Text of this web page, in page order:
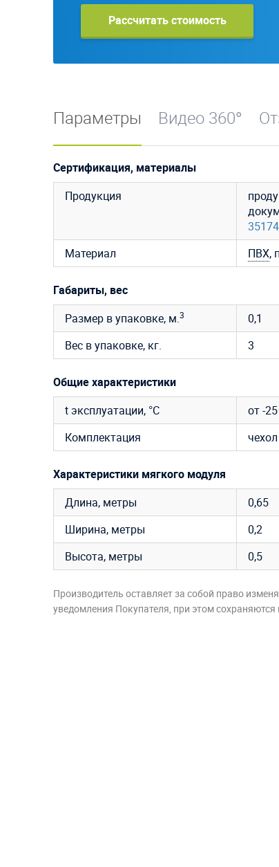
Рассчитать стоимость
Параметры Видео 360°
Сертификация, материалы
Продукция
Материал
ПВХ,
Габариты, вес
Размер в упаковке, м.3
0,1
Вес в упаковке, кг.
3
Общие характеристики
t эксплуатации, °C
от -
Комплектация
Характеристики мягкого модуля
Длина, метры
0,65
Ширина, метры
0,2
Высота, метры
0,5
Производитель оставляет за собой право
уведомления Покупателя, при этом сохраняются